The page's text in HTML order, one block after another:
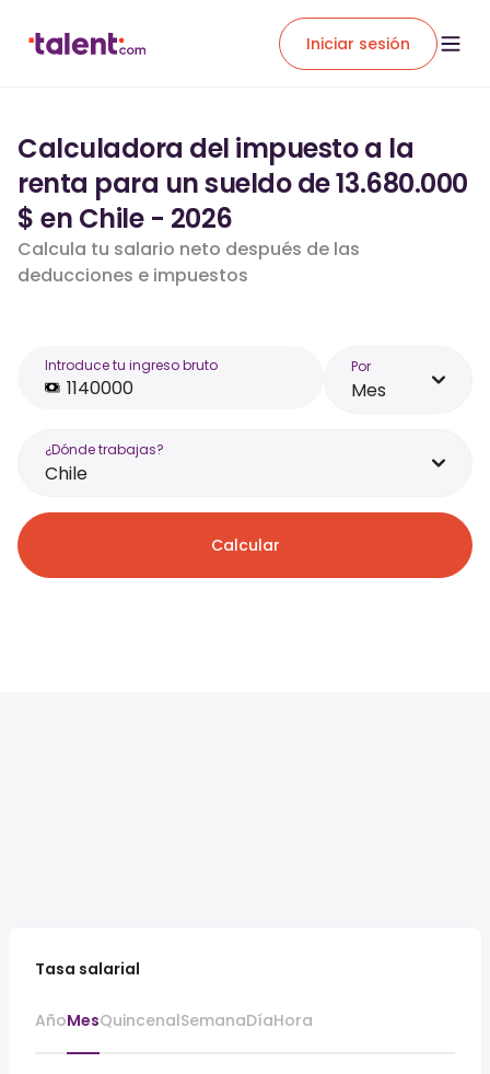
Iniciar sesión
Calculadora del impuesto a la
renta para un sueldo de 13.680.000
$ en Chile - 2026
Calcula tu salario neto después de las
deducciones e impuestos
Introduce tu ingreso bruto Por
Mes
¿Dónde trabajas?
Chile
Calcular
Tasa salarial
AñoMesQuincenalSemanaDíaHora